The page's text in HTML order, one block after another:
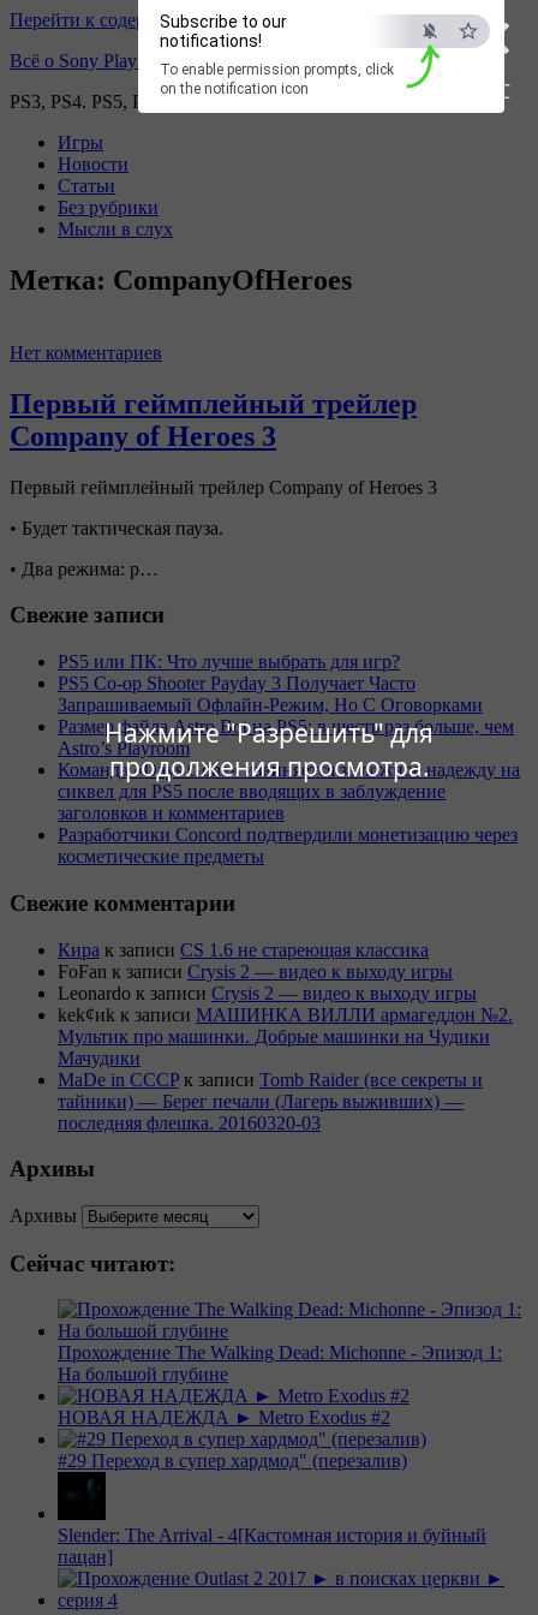
×
ESC
Нажмите "Разрешить" для
продолжения просмотра.
Subscribe to our
notifications!
To enable permission prompts, click
on the notification icon
Перейти к содержимому
Всё о Sony Playstation
PS3, PS4. PS5, PS games
Игры
Новости
Статьи
Без рубрики
Мысли в слух
Метка: CompanyOfHeroes
Нет комментариев
Первый геймплейный трейлер
Company of Heroes 3
Первый геймплейный трейлер Company of Heroes 3
• Будет тактическая пауза.
• Два режима: р…
Свежие записи
PS5 или ПК: Что лучше выбрать для игр?
PS5 Co-op Shooter Payday 3 Получает Часто
Запрашиваемый Офлайн-Режим, Но С Оговорками
Размер файла Astro Bot на PS5: в шесть раз больше, чем
Astro’s Playroom
Команда «Days Gone» извиняется за ложное надежду на
сиквел для PS5 после вводящих в заблуждение
заголовков и комментариев
Разработчики Concord подтвердили монетизацию через
косметические предметы
Свежие комментарии
Кира к записи CS 1.6 не стареющая классика
FoFan к записи Crysis 2 — видео к выходу игры
Leonardo к записи Crysis 2 — видео к выходу игры
kek¢иk к записи МАШИНКА ВИЛЛИ армагеддон №2.
Мультик про машинки. Добрые машинки на Чудики
Мачудики
MaDe in CCCP к записи Tomb Raider (все секреты и
тайники) — Берег печали (Лагерь выживших) —
последняя флешка. 20160320-03
Архивы
Архивы
Сейчас читают:
Прохождение The Walking Dead: Michonne - Эпизод 1:
На большой глубине
НОВАЯ НАДЕЖДА ► Metro Exodus #2
#29 Переход в супер хардмод" (перезалив)
Slender: The Arrival - 4[Кастомная история и буйный
пацан]